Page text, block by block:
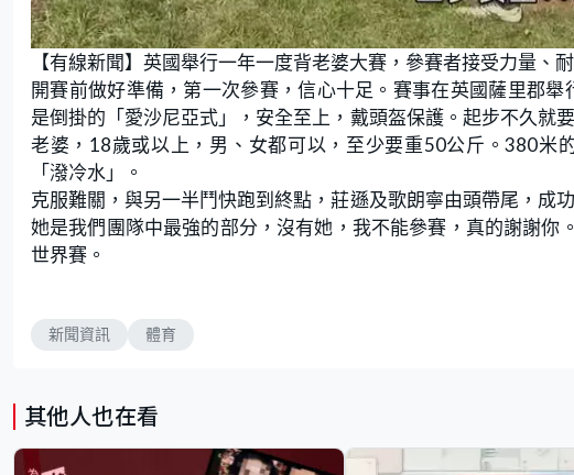
【有線新聞】英國舉行一年一度背老婆大賽，參賽者接受力量、
開賽前做好準備，第一次參賽，信心十足。賽事在英國薩里郡
是倒掛的「愛沙尼亞式」，安全至上，戴頭盔保護。起步不久就
老婆，18歲或以上，男、女都可以，至少要重50公斤。380米
「潑冷水」。
克服難關，與另一半鬥快跑到終點，莊遜及歌朗寧由頭帶尾，成
她是我們團隊中最強的部分，沒有她，我不能參賽，真的謝謝
世界賽。
新聞資訊 體育
其他人也在看